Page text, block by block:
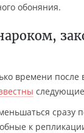
обоняния.
времени после
сразу
к